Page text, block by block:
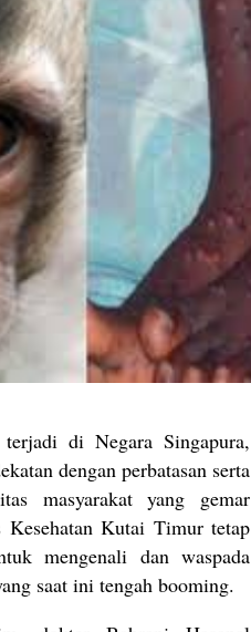
di Negara Singapura,
dengan perbatasan serta
masyarakat yang gemar
Kutai Timur tetap
mengenali dan waspada
saat ini tengah booming.